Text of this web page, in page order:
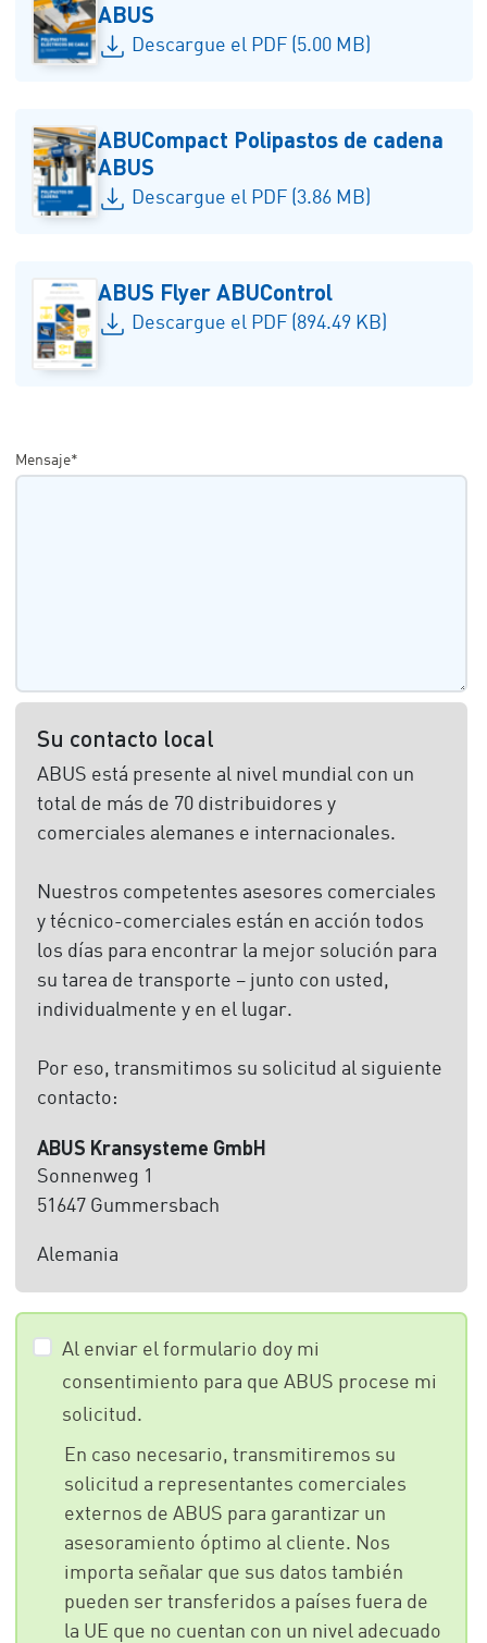
ABUS
Descargue el PDF (5.00 MB)
ABUCompact Polipastos de cadena
ABUS
Descargue el PDF (3.86 MB)
ABUS Flyer ABUControl
Descargue el PDF (894.49 KB)
Mensaje*
Su contacto local
ABUS está presente al nivel mundial con un
total de más de 70 distribuidores y
comerciales alemanes e internacionales.
Nuestros competentes asesores comerciales
y técnico-comerciales están en acción todos
los días para encontrar la mejor solución para
su tarea de transporte – junto con usted,
individualmente y en el lugar.
Por eso, transmitimos su solicitud al siguiente
contacto:
ABUS Kransysteme GmbH
Sonnenweg 1
51647 Gummersbach
Alemania
Al enviar el formulario doy mi
consentimiento para que ABUS procese mi
solicitud.
En caso necesario, transmitiremos su
solicitud a representantes comerciales
externos de ABUS para garantizar un
asesoramiento óptimo al cliente. Nos
importa señalar que sus datos también
pueden ser transferidos a países fuera de
la UE que no cuentan con un nivel adecuado